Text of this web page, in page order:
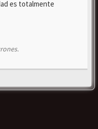
es totalmente